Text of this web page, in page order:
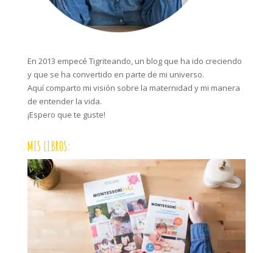
En 2013 empecé Tigriteando, un blog que ha ido creciendo
y que se ha convertido en parte de mi universo.
Aquí comparto mi visión sobre la maternidad y mi manera
de entender la vida.
¡Espero que te guste!
MIS LIBROS: